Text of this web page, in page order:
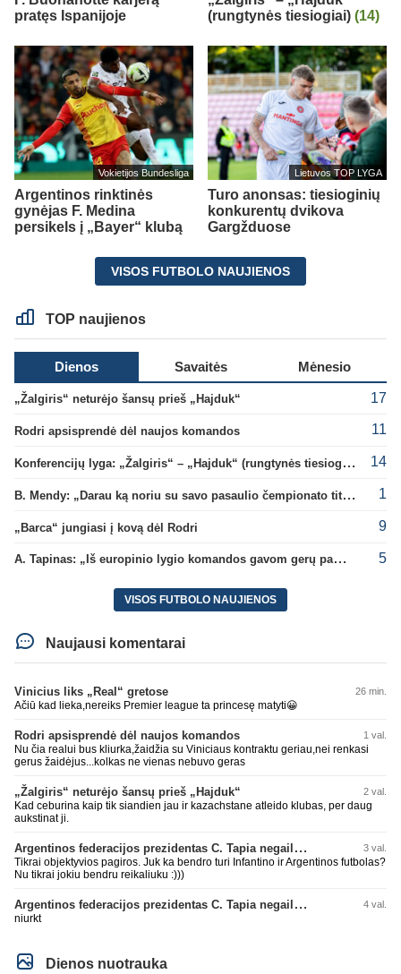
pratęs Ispanijoje
(rungtynės tiesiogiai) (14)
Vokietijos Bundesliga
Argentinos rinktinės
gynėjas F. Medina
persikels į „Bayer“ klubą
Lietuvos TOP LYGA
Turo anonsas: tiesioginių
konkurentų dvikova
Gargžduose
VISOS FUTBOLO NAUJIENOS
TOP naujienos
Dienos Savaitės Mėnesio
„Žalgiris“ neturėjo šansų prieš „Hajduk“ 17
Rodri apsisprendė dėl naujos komandos 11
Konferencijų lyga: „Žalgiris“ – „Hajduk“ (rungtynės tiesiogiai) 14
B. Mendy: „Darau ką noriu su savo pasaulio čempionato titulu“ 1
„Barca“ jungiasi į kovą dėl Rodri 9
A. Tapinas: „Iš europinio lygio komandos gavom gerų pamokų“ 5
VISOS FUTBOLO NAUJIENOS
Naujausi komentarai
Vinicius liks „Real“ gretose 26 min.
Ačiū kad lieka,nereiks Premier league ta princesę matyti😀
Rodri apsisprendė dėl naujos komandos 1 val.
Nu čia realui bus kliurka,žaidžia su Viniciaus kontraktu geriau,nei renkasi
gerus žaidėjus...kolkas ne vienas nebuvo geras
„Žalgiris“ neturėjo šansų prieš „Hajduk“ 2 val.
Kad ceburina kaip tik siandien jau ir kazachstane atleido klubas, per daug
aukstinat ji.
Argentinos federacijos prezidentas C. Tapia negailėjo pagyrų G. Infantino 3 val.
Tikrai objektyvios pagiros. Juk ka bendro turi Infantino ir Argentinos futbolas?
Nu tikrai jokiu bendru reikaliuku :)))
Argentinos federacijos prezidentas C. Tapia negailėjo pagyrų G. Infantino 4 val.
niurkt
Dienos nuotrauka